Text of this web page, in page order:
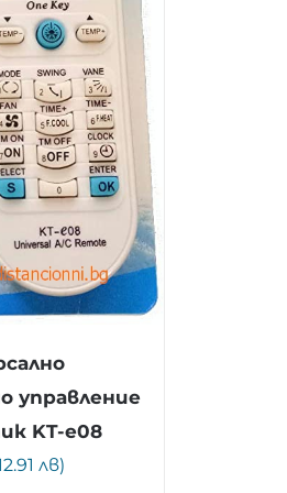
управление
KT-e08
лв)